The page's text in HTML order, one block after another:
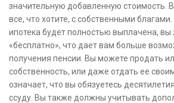
значительную добавленную стоимость.
все, что хотите, с собственными
ипотека будет полностью выплачена,
«бесплатно», что дает вам больше
получения пенсии. Вы можете продать
собственность, или даже отдать ее
означает, что вы обязуетесь
ссуду. Вы также должны учитывать